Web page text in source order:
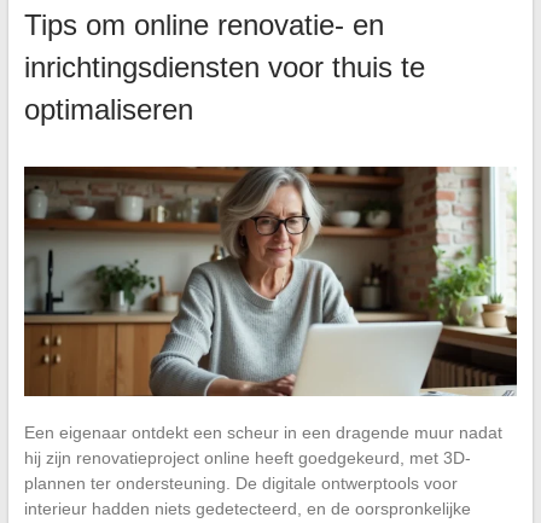
Tips om online renovatie- en
inrichtingsdiensten voor thuis te
optimaliseren
Een eigenaar ontdekt een scheur in een dragende muur nadat
hij zijn renovatieproject online heeft goedgekeurd, met 3D-
plannen ter ondersteuning. De digitale ontwerptools voor
interieur hadden niets gedetecteerd, en de oorspronkelijke